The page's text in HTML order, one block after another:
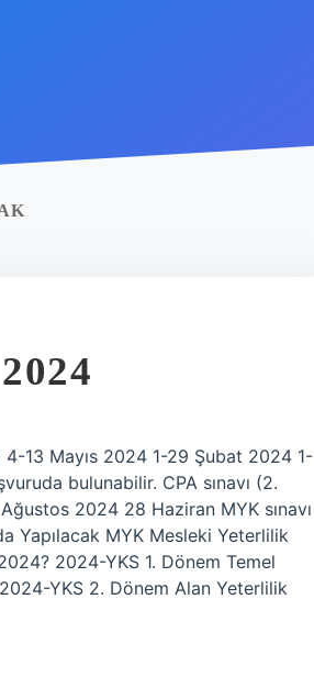
4-13 Mayıs 2024 1-29 Şubat 2024 1-
bulunabilir. CPA sınavı (2.
2024 28 Haziran MYK sınavı
Yapılacak MYK Mesleki Yeterlilik
2024-YKS 1. Dönem Temel
YKS 2. Dönem Alan Yeterlilik